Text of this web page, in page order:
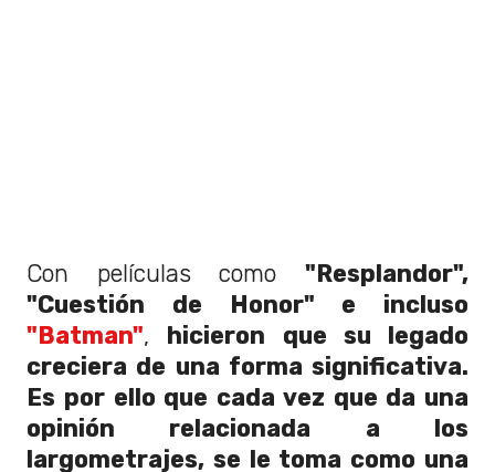
Con películas como "Resplandor",
"Cuestión de Honor" e incluso
"Batman", hicieron que su legado
creciera de una forma significativa.
Es por ello que cada vez que da una
opinión relacionada a los
largometrajes, se le toma como una